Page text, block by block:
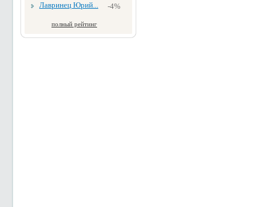
Лавринец Юрий...
-4%
полный рейтинг